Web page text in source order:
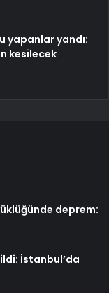
yapanlar yandı:
kesilecek
deprem:
İstanbul’da